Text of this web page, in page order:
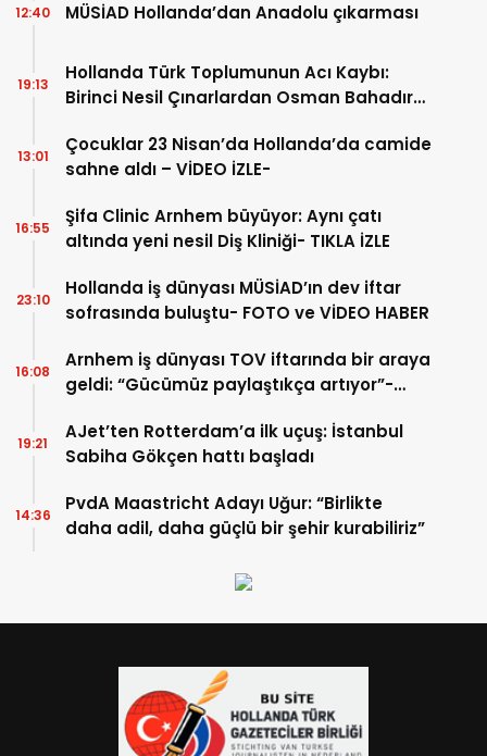
MÜSİAD Hollanda’dan Anadolu çıkarması
12:40
Hollanda Türk Toplumunun Acı Kaybı:
Birinci Nesil Çınarlardan Osman Bahadır
19:13
Çocuklar 23 Nisan’da Hollanda’da camide
sahne aldı – VİDEO İZLE-
13:01
Şifa Clinic Arnhem büyüyor: Aynı çatı
altında yeni nesil Diş Kliniği- TIKLA İZLE
16:55
Hollanda iş dünyası MÜSİAD’ın dev iftar
sofrasında buluştu- FOTO ve VİDEO HABER
23:10
Arnhem iş dünyası TOV iftarında bir araya
geldi: “Gücümüz paylaştıkça artıyor”-
16:08
AJet’ten Rotterdam’a ilk uçuş: İstanbul
Sabiha Gökçen hattı başladı
19:21
PvdA Maastricht Adayı Uğur: “Birlikte
daha adil, daha güçlü bir şehir kurabiliriz”
14:36